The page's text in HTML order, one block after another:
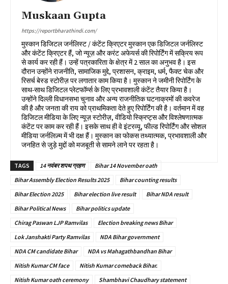
Muskaan Gupta
https://reportbharathindi.com/
मुस्कान डिजिटल जर्नलिस्ट / कंटेंट क्रिएटर मुस्कान एक डिजिटल जर्नलिस्ट
और कंटेंट क्रिएटर हैं, जो न्यूज़ और करंट अफेयर्स की रिपोर्टिंग में सक्रिय रूप
से कार्य कर रही हैं। उन्हें पत्रकारिता के क्षेत्र में 2 साल का अनुभव है। इस
दौरान उन्होंने राजनीति, सामाजिक मुद्दे, प्रशासन, क्राइम, धर्म, फैक्ट चेक और
रिसर्च बेस्ड स्टोरीज़ पर लगातार काम किया है। मुस्कान ने जमीनी रिपोर्टिंग के
साथ-साथ डिजिटल प्लेटफॉर्म्स के लिए प्रभावशाली कंटेंट तैयार किया है।
उन्होंने दिल्ली विधानसभा चुनाव और अन्य राजनीतिक घटनाक्रमों की कवरेज
की है और जनता की राय को प्राथमिकता देते हुए रिपोर्टिंग की है। वर्तमान में वह
डिजिटल मीडिया के लिए न्यूज़ स्टोरीज़, वीडियो स्क्रिप्ट्स और विश्लेषणात्मक
कंटेंट पर काम कर रही हैं। इसके साथ ही वे इंटरव्यू, फील्ड रिपोर्टिंग और सोशल
मीडिया जर्नलिज़्म में भी दक्ष हैं। मुस्कान का फोकस तथ्यात्मक, प्रभावशाली और
जनहित से जुड़े मुद्दों को मजबूती से सामने लाने पर रहता है।
TAGS 14 नवंबर शपथ ग्रहण
Bihar 14 November oath
Bihar Assembly Election Results 2025
Bihar counting results
Bihar Election 2025
Bihar election live result
Bihar NDA result
Bihar Political News
Bihar politics update
Chirag Paswan LJP Ramvilas
Election breaking news Bihar
Lok Janshakti Party Ramvilas
NDA Bihar government
NDA CM candidate Bihar
NDA vs Mahagathbandhan Bihar
Nitish Kumar CM face
Nitish Kumar comeback Bihar.
Nitish Kumar oath ceremony
Shambhavi Chaudhary statement